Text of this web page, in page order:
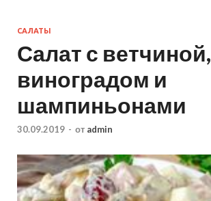
САЛАТЫ
Салат с ветчиной,
виноградом и
шампиньонами
30.09.2019 - от admin